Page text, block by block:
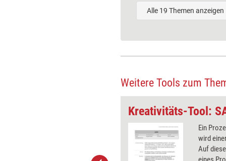
Alle 19 Themen anzeigen
Weitere Tools zum
Kreativitäts-Tool:
Ein
wird
Auf